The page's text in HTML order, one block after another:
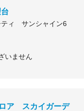
ティ サンシャイン6
いません
ア スカイガーデ